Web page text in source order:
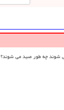
شوند چه طور صید می شوند؟